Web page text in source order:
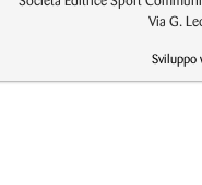
Via G.
Sviluppo